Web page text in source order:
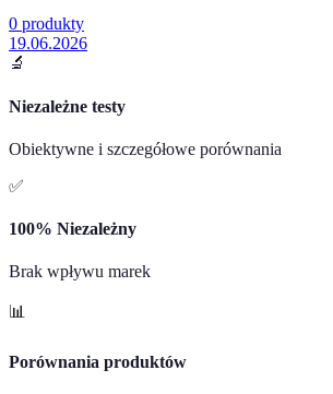
0 produkty
19.06.2026
🔬
Niezależne testy
Obiektywne i szczegółowe porównania
✅
100% Niezależny
Brak wpływu marek
📊
Porównania produktów